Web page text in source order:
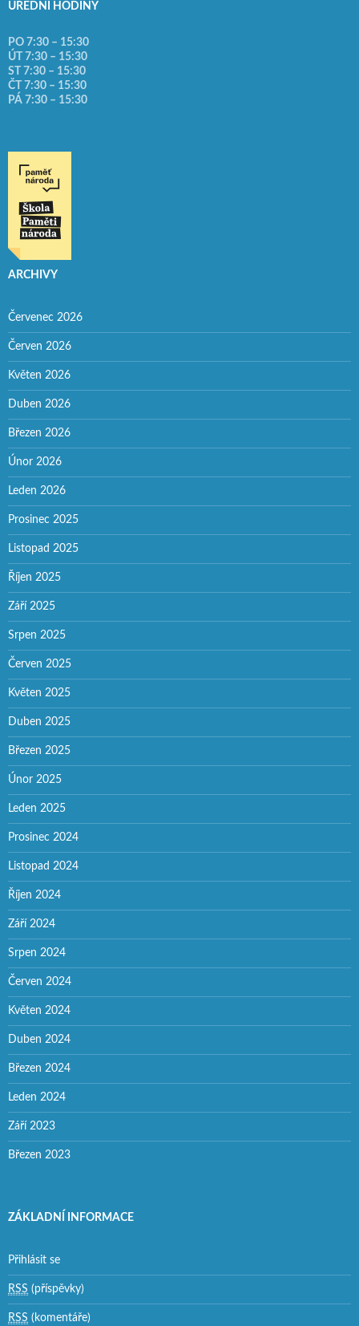
ÚŘEDNÍ HODINY
PO 7:30 – 15:30
ÚT 7:30 – 15:30
ST 7:30 – 15:30
ČT 7:30 – 15:30
PÁ 7:30 – 15:30
ARCHIVY
Červenec 2026
Červen 2026
Květen 2026
Duben 2026
Březen 2026
Únor 2026
Leden 2026
Prosinec 2025
Listopad 2025
Říjen 2025
Září 2025
Srpen 2025
Červen 2025
Květen 2025
Duben 2025
Březen 2025
Únor 2025
Leden 2025
Prosinec 2024
Listopad 2024
Říjen 2024
Září 2024
Srpen 2024
Červen 2024
Květen 2024
Duben 2024
Březen 2024
Leden 2024
Září 2023
Březen 2023
ZÁKLADNÍ INFORMACE
Přihlásit se
RSS (příspěvky)
RSS (komentáře)